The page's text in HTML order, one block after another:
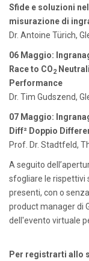
Sfide e soluzioni
misurazione di
Dr. Antoine Türich,
06 Maggio:
Race to CO2
Performance
Dr. Tim Gudszend,
07 Maggio:
Diff² Doppio
Prof. Dr. Stadtfeld,
A seguito
sfogliare le rispettivi
presenti, con o
product manager di
dell'evento virtuale
Per registrarti allo